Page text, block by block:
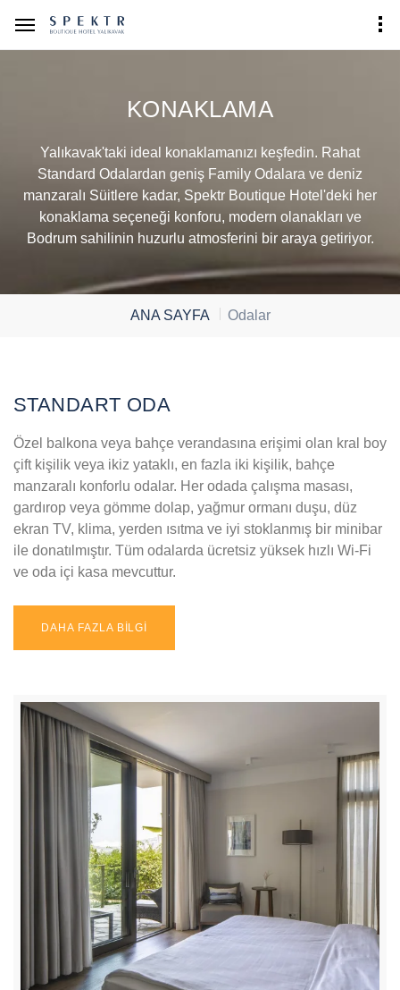
KONAKLAMA
Yalıkavak'taki ideal konaklamanızı keşfedin. Rahat
Standard Odalardan geniş Family Odalara ve deniz
manzaralı Süitlere kadar, Spektr Boutique Hotel'deki her
konaklama seçeneği konforu, modern olanakları ve
Bodrum sahilinin huzurlu atmosferini bir araya getiriyor.
ANA SAYFA Odalar
STANDART ODA
Özel balkona veya bahçe verandasına erişimi olan kral boy
çift kişilik veya ikiz yataklı, en fazla iki kişilik, bahçe
manzaralı konforlu odalar. Her odada çalışma masası,
gardırop veya gömme dolap, yağmur ormanı duşu, düz
ekran TV, klima, yerden ısıtma ve iyi stoklanmış bir minibar
ile donatılmıştır. Tüm odalarda ücretsiz yüksek hızlı Wi-Fi
ve oda içi kasa mevcuttur.
DAHA FAZLA BİLGİ